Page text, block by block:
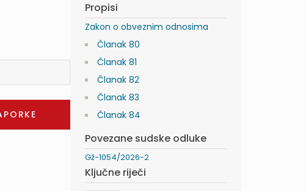
Propisi
Zakon o obveznim odnosima
Članak 80
Članak 81
Članak 82
Članak 83
Članak 84
Povezane sudske odluke
Gž-1054/2026-2
Ključne riječi